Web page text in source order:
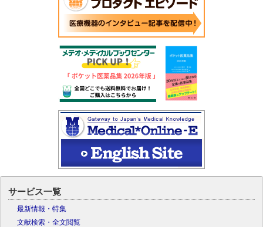
サービス一覧
最新情報・特集
文献検索・全文閲覧